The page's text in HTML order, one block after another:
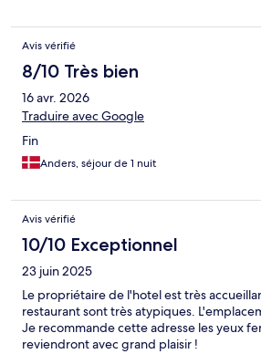
Avis vérifié
8/10 Très bien
16 avr. 2026
Traduire avec Google
Fin
Anders, séjour de 1 nuit
Avis vérifié
10/10 Exceptionnel
23 juin 2025
Le propriétaire de l'hotel est très
restaurant sont très atypiques.
Je recommande cette adresse les yeux
reviendront avec grand plaisir !